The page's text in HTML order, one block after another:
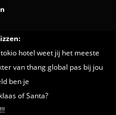
hotel weet jij het meeste
van thang global pas bij jou
ben je
of Santa?